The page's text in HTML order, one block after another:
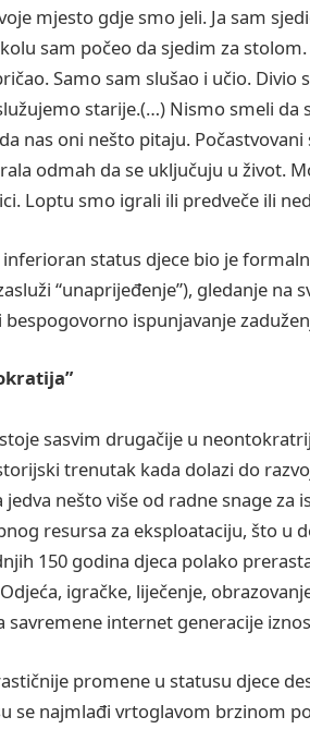
mjesto gdje smo jeli. Ja sam
sam počeo da sjedim za
Samo sam slušao i učio.
starije.(…) Nismo smeli da
nas oni nešto pitaju.
odmah da se uključuju u život.
Loptu smo igrali ili predveče ili
inferioran status djece bio je
“unaprijeđenje”), gledanje na
i bespogovorno ispunjavanje
sasvim drugačije u
trenutak kada dolazi do
jedva nešto više od radne snage za
resursa za eksploataciju, što u
150 godina djeca polako
igračke, liječenje,
savremene internet generacije
promene u statusu djece
se najmlađi vrtoglavom brzinom